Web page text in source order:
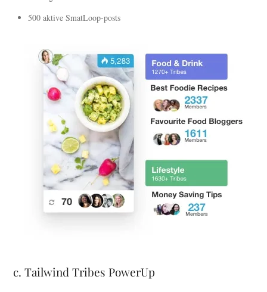
500 aktive SmatLoop-posts
c. Tailwind Tribes PowerUp